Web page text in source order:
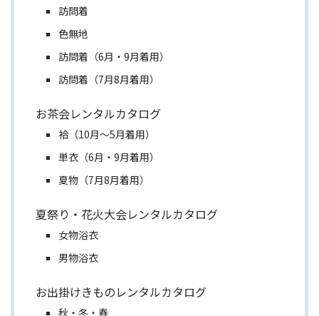
訪問着
色無地
訪問着（6月・9月着用）
訪問着（7月8月着用）
お茶会レンタルカタログ
袷（10月～5月着用）
単衣（6月・9月着用）
夏物（7月8月着用）
夏祭り・花火大会レンタルカタログ
女物浴衣
男物浴衣
お出掛けきものレンタルカタログ
秋・冬・春